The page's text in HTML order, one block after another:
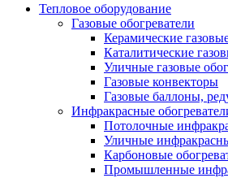
Тепловое оборудование
Газовые обогреватели
Керамические
Каталитические
Уличные газовые
Газовые конвекторы
Газовые баллоны,
Инфракрасные
Потолочные
Уличные
Карбоновые
Промышленные